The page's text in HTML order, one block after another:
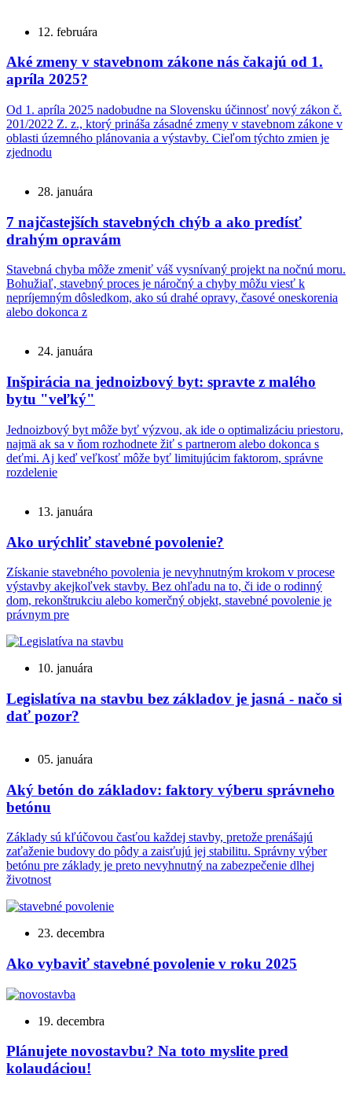
12. februára
Aké zmeny v stavebnom zákone nás čakajú od 1.
apríla 2025?
Od 1. apríla 2025 nadobudne na Slovensku účinnosť nový zákon č.
201/2022 Z. z., ktorý prináša zásadné zmeny v stavebnom zákone v
oblasti územného plánovania a výstavby. Cieľom týchto zmien je
zjednodu
28. januára
7 najčastejších stavebných chýb a ako predísť
drahým opravám
Stavebná chyba môže zmeniť váš vysnívaný projekt na nočnú moru.
Bohužiaľ, stavebný proces je náročný a chyby môžu viesť k
nepríjemným dôsledkom, ako sú drahé opravy, časové oneskorenia
alebo dokonca z
24. januára
Inšpirácia na jednoizbový byt: spravte z malého
bytu "veľký"
Jednoizbový byt môže byť výzvou, ak ide o optimalizáciu priestoru,
najmä ak sa v ňom rozhodnete žiť s partnerom alebo dokonca s
deťmi. Aj keď veľkosť môže byť limitujúcim faktorom, správne
rozdelenie
13. januára
Ako urýchliť stavebné povolenie?
Získanie stavebného povolenia je nevyhnutným krokom v procese
výstavby akejkoľvek stavby. Bez ohľadu na to, či ide o rodinný
dom, rekonštrukciu alebo komerčný objekt, stavebné povolenie je
právnym pre
10. januára
Legislatíva na stavbu bez základov je jasná - načo si
dať pozor?
05. januára
Aký betón do základov: faktory výberu správneho
betónu
Základy sú kľúčovou časťou každej stavby, pretože prenášajú
zaťaženie budovy do pôdy a zaisťujú jej stabilitu. Správny výber
betónu pre základy je preto nevyhnutný na zabezpečenie dlhej
životnost
23. decembra
Ako vybaviť stavebné povolenie v roku 2025
19. decembra
Plánujete novostavbu? Na toto myslite pred
kolaudáciou!